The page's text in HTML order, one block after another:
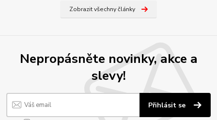
Zobrazit všechny články
Nepropásněte novinky, akce a
slevy!
Přihlásit se